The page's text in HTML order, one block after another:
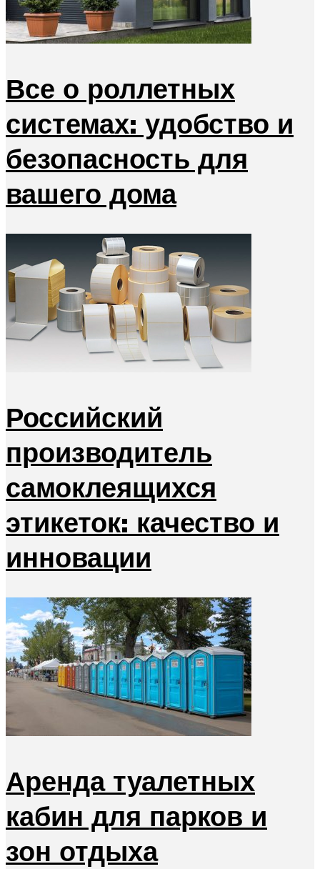
Все о роллетных
системах: удобство и
безопасность для
вашего дома
Российский
производитель
самоклеящихся
этикеток: качество и
инновации
Аренда туалетных
кабин для парков и
зон отдыха